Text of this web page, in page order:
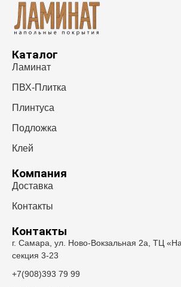
Каталог
Ламинат
ПВХ-Плитка
Плинтуса
Подложка
Клей
Компания
Доставка
Контакты
Контакты
г. Самара, ул. Ново-Вокзальная 2а, ТЦ
секция 3-23
+7(908)393 79 99